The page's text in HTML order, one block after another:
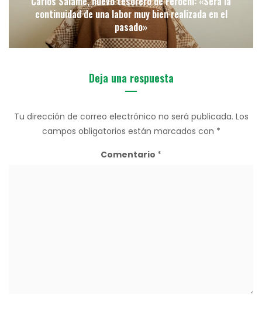
continuidad de una labor muy bien realizada en el
pasado»
Deja una respuesta
Tu dirección de correo electrónico no será publicada. Los
campos obligatorios están marcados con *
Comentario *